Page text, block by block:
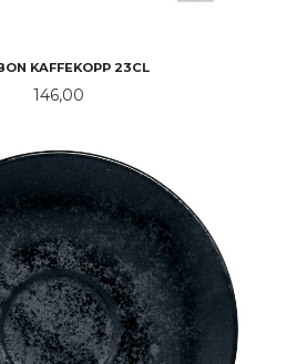
KAFFEKOPP 23CL
Pris
146,00